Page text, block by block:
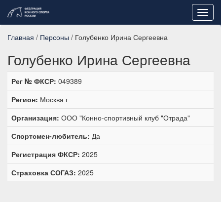
Главная / Персоны / Голубенко Ирина Сергеевна
Голубенко Ирина Сергеевна
Рег № ФКСР: 049389
Регион: Москва г
Организация: ООО "Конно-спортивный клуб "Отрада"
Спортсмен-любитель: Да
Регистрация ФКСР: 2025
Страховка СОГАЗ: 2025